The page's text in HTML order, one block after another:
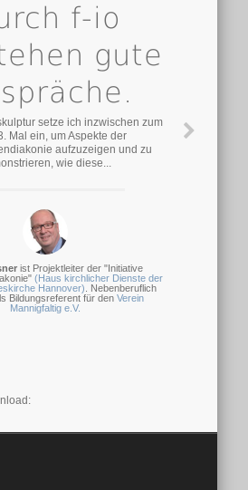
f-io
gute
setze ich inzwischen zum
Mal ein, um Aspekte der
aufzuzeigen und zu
wie diese...
ist Projektleiter der "Initiative
(Haus kirchlicher Dienste der
Hannover) . Nebenberuflich
Bildungsreferent für den Verein
Mannigfaltig e.V.